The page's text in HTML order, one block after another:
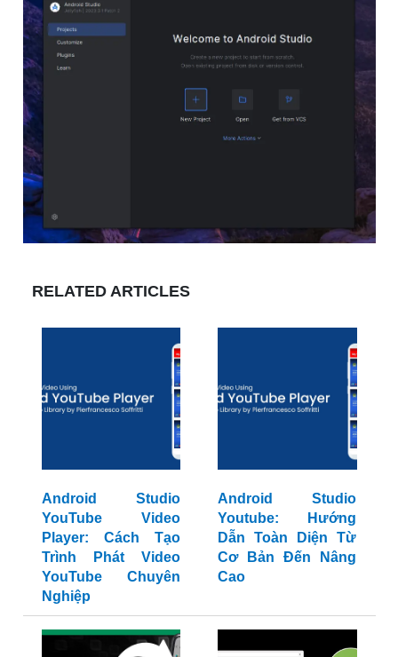
RELATED ARTICLES
Android Studio
YouTube Video
Player: Cách Tạo
Trình Phát Video
YouTube Chuyên
Nghiệp
Android Studio
Youtube: Hướng
Dẫn Toàn Diện Từ
Cơ Bản Đến Nâng
Cao